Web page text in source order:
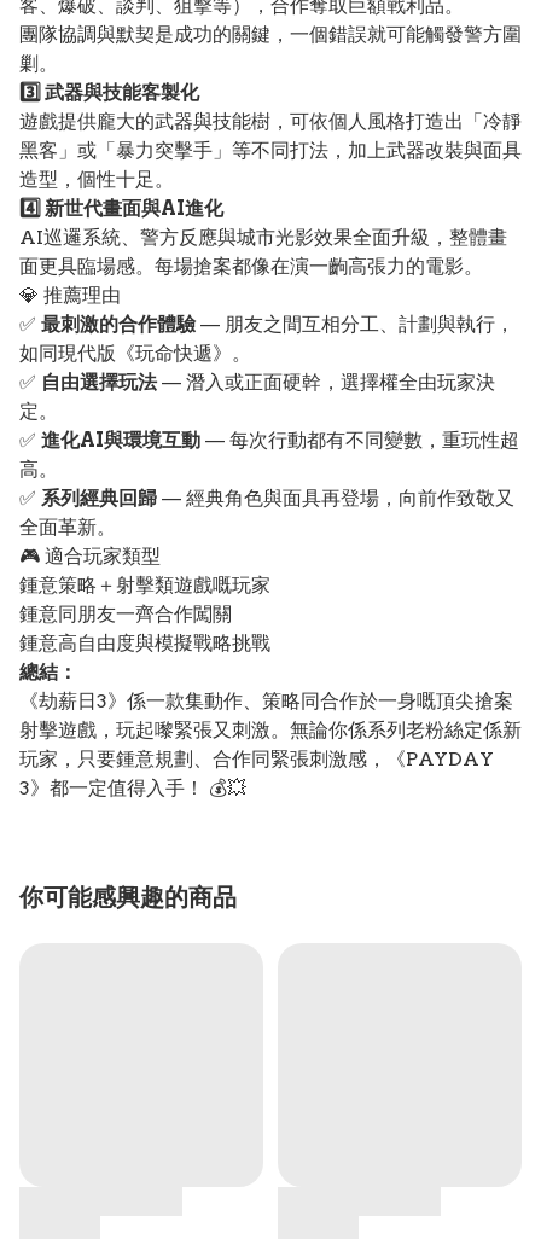
客、爆破、談判、狙擊等），合作奪取巨額戰利品。
團隊協調與默契是成功的關鍵，一個錯誤就可能觸發警方圍
剿。
3️⃣ 武器與技能客製化
遊戲提供龐大的武器與技能樹，可依個人風格打造出「冷靜
黑客」或「暴力突擊手」等不同打法，加上武器改裝與面具
造型，個性十足。
4️⃣ 新世代畫面與AI進化
AI巡邏系統、警方反應與城市光影效果全面升級，整體畫
面更具臨場感。每場搶案都像在演一齣高張力的電影。
💎 推薦理由
✅ 最刺激的合作體驗 — 朋友之間互相分工、計劃與執行，
如同現代版《玩命快遞》。
✅ 自由選擇玩法— 潛入或正面硬幹，選擇權全由玩家決
定。
✅ 進化AI與環境互動 — 每次行動都有不同變數，重玩性超
高。
✅ 系列經典回歸 — 經典角色與面具再登場，向前作致敬又
全面革新。
🎮 適合玩家類型
鍾意策略＋射擊類遊戲嘅玩家
鍾意同朋友一齊合作闖關
鍾意高自由度與模擬戰略挑戰
總結：
《劫薪日3》係一款集動作、策略同合作於一身嘅頂尖搶案
射擊遊戲，玩起嚟緊張又刺激。無論你係系列老粉絲定係新
玩家，只要鍾意規劃、合作同緊張刺激感，《PAYDAY
3》都一定值得入手！ 💰💥
你可能感興趣的商品